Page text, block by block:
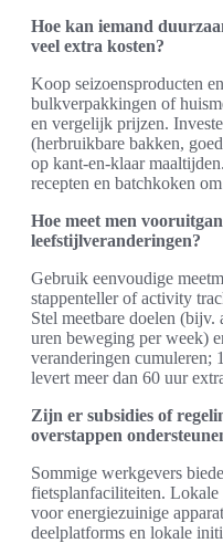
Hoe kan iemand
veel extra kosten?
Koop seizoensproducten
bulkverpakkingen of
en vergelijk prijzen.
(herbruikbare bakken,
op kant-en-klaar
recepten en batchkoken
Hoe meet men
leefstijlveranderingen?
Gebruik eenvoudige
stappenteller of activity
Stel meetbare doelen (bijv.
uren beweging per week)
veranderingen cumuleren;
levert meer dan 60 uur
Zijn er subsidies of
overstappen
Sommige werkgevers
fietsplanfaciliteiten. Lokale
voor energiezuinige
deelplatforms en lokale